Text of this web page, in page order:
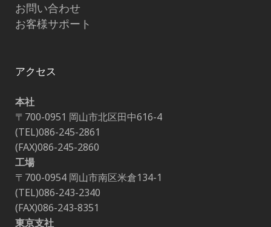
お問い合わせ
お客様サポート
アクセス
本社
〒700-0951 岡山市北区田中616-4
(TEL)086-245-2861
(FAX)086-245-2860
工場
〒700-0954 岡山市南区米倉134-1
(TEL)086-243-2340
(FAX)086-243-8351
東京支社